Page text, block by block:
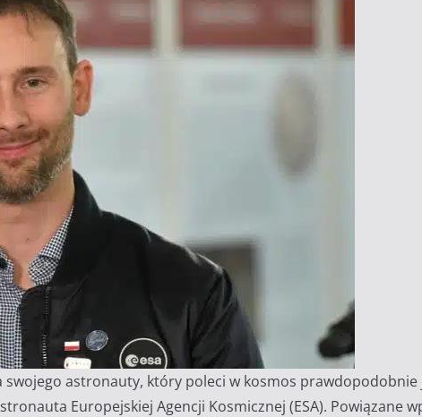
astronauty, który poleci w kosmos prawdopodobnie
Europejskiej Agencji Kosmicznej (ESA). Powiązane